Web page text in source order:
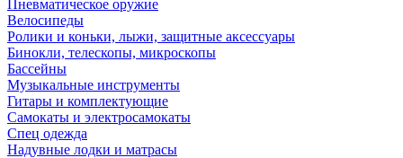
Пневматическое оружие
Велосипеды
Ролики и коньки, лыжи, защитные аксессуары
Бинокли, телескопы, микроскопы
Бассейны
Музыкальные инструменты
Гитары и комплектующие
Самокаты и электросамокаты
Спец одежда
Надувные лодки и матрасы